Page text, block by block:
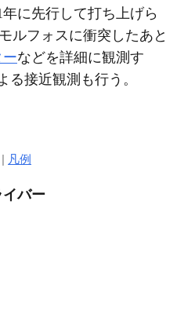
に先行して打ち上げら
ルフォスに衝突したあと
などを詳細に観測す
る接近観測も行う。
| 凡例
イバー